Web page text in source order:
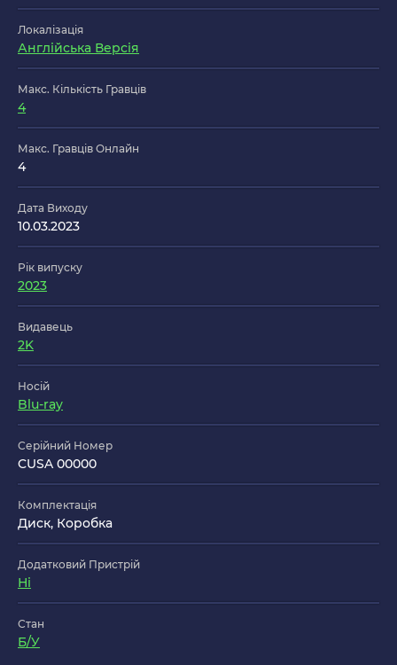
Локалізація
Англійська Версія
Макс. Кількість Гравців
4
Макс. Гравців Онлайн
4
Дата Виходу
10.03.2023
Рік випуску
2023
Видавець
2K
Носій
Blu-ray
Серійний Номер
CUSA 00000
Комплектація
Диск, Коробка
Додатковий Пристрій
Ні
Стан
Б/У